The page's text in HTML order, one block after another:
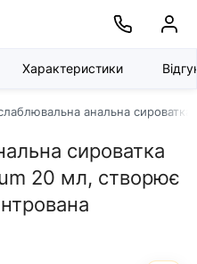
анальна
сироватка
20 мл, створює
Характеристики